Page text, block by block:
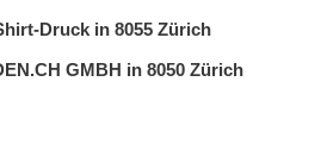
Druck in 8055 Zürich
GMBH in 8050 Zürich